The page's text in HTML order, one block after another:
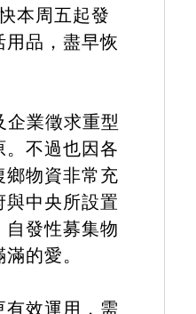
本周五起發
用品，盡早恢
企業徵求重型
。不過也因各
鄉物資非常充
與中央所設置
自發性募集物
的愛。
有效運用，需